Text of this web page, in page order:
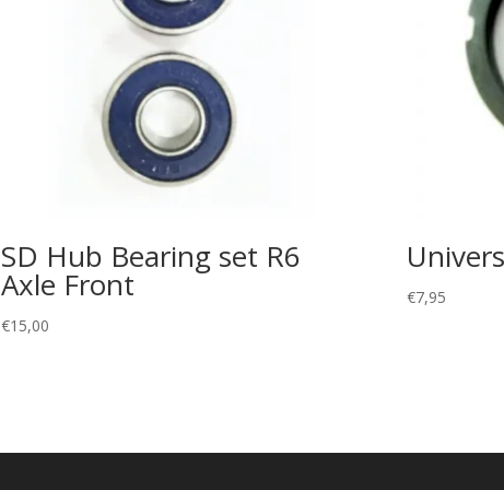
SD Hub Bearing set R6
Axle Front
€15,00
€7,95